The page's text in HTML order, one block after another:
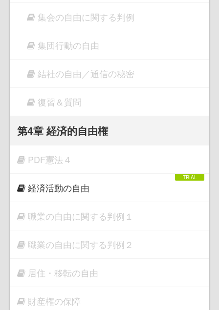
集会の自由に関する判例
集団行動の自由
結社の自由／通信の秘密
復習＆質問
第4章 経済的自由権
PDF憲法４
経済活動の自由
職業の自由に関する判例１
職業の自由に関する判例２
居住・移転の自由
財産権の保障